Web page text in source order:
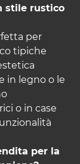
stile rustico
per
tipiche
in legno o le
o in case
per la